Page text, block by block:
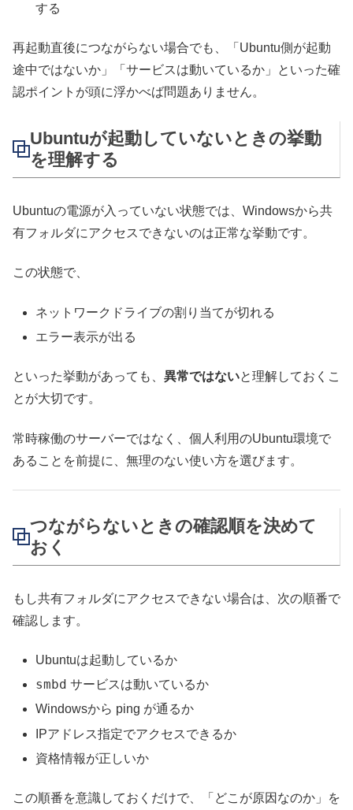
する
再起動直後につながらない場合でも、「Ubuntu側が起動
途中ではないか」「サービスは動いているか」といった確
認ポイントが頭に浮かべば問題ありません。
Ubuntuが起動していないときの挙動
を理解する
Ubuntuの電源が入っていない状態では、Windowsから共
有フォルダにアクセスできないのは正常な挙動です。
この状態で、
ネットワークドライブの割り当てが切れる
エラー表示が出る
といった挙動があっても、 異常ではないと理解しておくこ
とが大切です。
常時稼働のサーバーではなく、個人利用のUbuntu環境で
あることを前提に、無理のない使い方を選びます。
つながらないときの確認順を決めて
おく
もし共有フォルダにアクセスできない場合は、次の順番で
確認します。
Ubuntuは起動しているか
smbd サービスは動いているか
Windowsから ping が通るか
IPアドレス指定でアクセスできるか
資格情報が正しいか
この順番を意識しておくだけで、「どこが原因なのか」を